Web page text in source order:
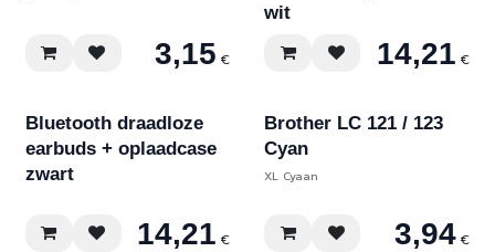
3,15 €
wit
14,21 €
Bluetooth draadloze
earbuds + oplaadcase
zwart
14,21 €
Brother LC 121 / 123
Cyan
XL Cyaan
3,94€